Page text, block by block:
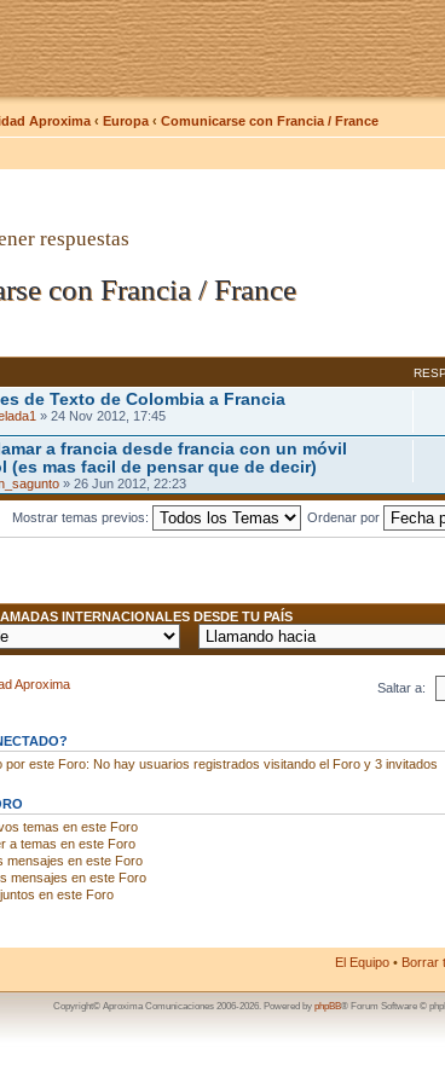
Aproxima ‹ Europa ‹ Comunicarse con Francia / France
respuestas
con Francia / France
de Texto de Colombia a Francia
» 24 Nov 2012, 17:45
a francia desde francia con un móvil
(es mas facil de pensar que de decir)
» 26 Jun 2012, 22:23
Mostrar temas previos: Ordenar por
INTERNACIONALES DESDE TU PAÍS
Aproxima Saltar a:
por este Foro: No hay usuarios registrados visitando el Foro y 3 invitados
temas en este Foro
a temas en este Foro
mensajes en este Foro
mensajes en este Foro
en este Foro
El Equipo • Borrar
Copyright© Aproxima Comunicaciones 2006-2026. Powered by phpBB® Forum Software ©